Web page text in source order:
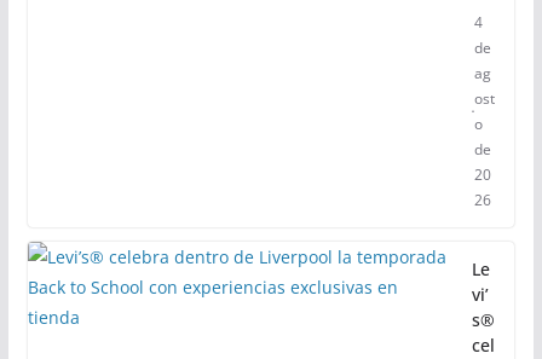
4
de
ag
ost
o
de
20
26
Le
vi’
s®
cel